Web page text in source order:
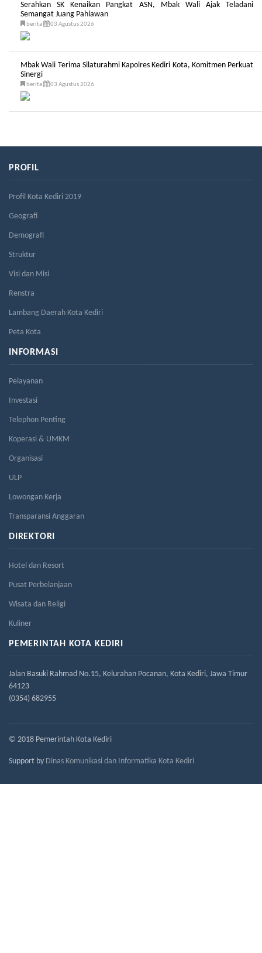
Serahkan SK Kenaikan Pangkat ASN, Mbak Wali Ajak Teladani
Semangat Juang Pahlawan
berita 03 Agustus 2026
Mbak Wali Terima Silaturahmi Kapolres Kediri Kota, Komitmen Perkuat
Sinergi
berita 03 Agustus 2026
PROFIL
Profil Kota Kediri 2019
Geografi
Demografi
Struktur
Visi dan Misi
Renstra
Lambang Daerah Kota Kediri
Peta Kota
INFORMASI
Pelayanan
Investasi
Telephon Penting
Koperasi & UMKM
Organisasi
ULP
Lowongan Kerja
Transparansi Anggaran
DIREKTORI
Hotel dan Resort
Pusat Perbelanjaan
Wisata dan Religi
Kuliner
PEMERINTAH KOTA KEDIRI
Jalan Basuki Rahmad No.15, Kelurahan Pocanan, Kota Kediri, Jawa Timur
64123
(0354) 682955
© 2018 Pemerintah Kota Kediri
Support by Dinas Komunikasi dan Informatika Kota Kediri